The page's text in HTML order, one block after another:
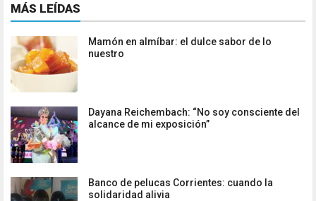
MÁS LEÍDAS
Mamón en almíbar: el dulce sabor de lo
nuestro
Dayana Reichembach: “No soy consciente del
alcance de mi exposición”
Banco de pelucas Corrientes: cuando la
solidaridad alivia